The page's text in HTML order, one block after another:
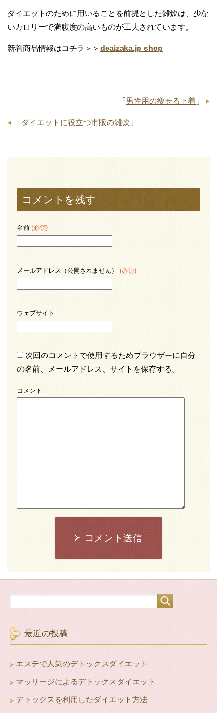
ダイエットのために用いることを前提とした雑炊は、少な
いカロリーで満腹度の高いものが工夫されています。
新着商品情報はコチラ＞＞ deaizaka.jp-shop
「 男性用の痩せる下着 」
「 ダイエットに役立つ市販の雑炊 」
コメントを残す
名前 (必須)
メールアドレス（公開されません） (必須)
ウェブサイト
次回のコメントで使用するためブラウザーに自分
の名前、メールアドレス、サイトを保存する。
コメント
コメント送信
最近の投稿
エステで人気のデトックスダイエット
マッサージによるデトックスダイエット
デトックスを利用したダイエット方法